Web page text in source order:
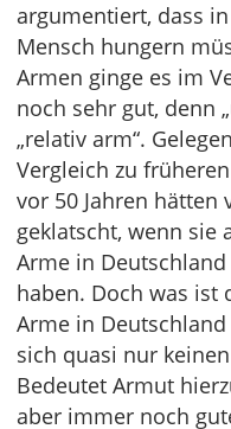
argumentiert, dass
Mensch hungern
Armen ginge es im
noch sehr gut, denn
„relativ arm“.
Vergleich zu
vor 50 Jahren hätten
geklatscht, wenn sie
Arme in
haben. Doch was ist
Arme in
sich quasi nur
Bedeutet Armut
aber immer noch